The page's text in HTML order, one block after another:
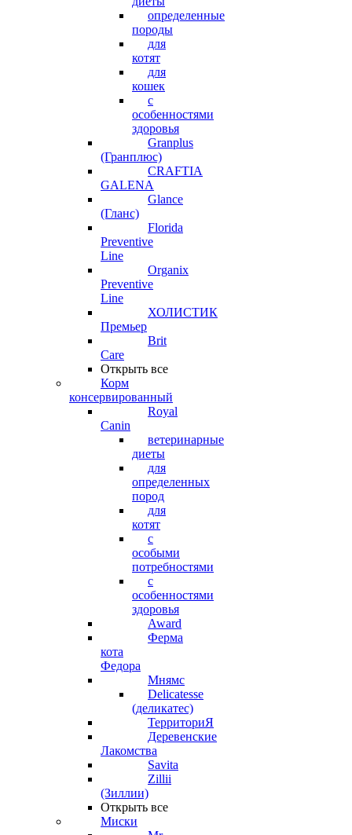
определенные
породы
для
котят
для
кошек
с
особенностями
здоровья
Granplus
(Гранплюс)
CRAFTIA
GALENA
Glance
(Гланс)
Florida
Preventive
Line
Organix
Preventive
Line
ХОЛИСТИК
Премьер
Brit
Care
Открыть все
Корм
консервированный
Royal
Canin
ветеринарные
диеты
для
определенных
пород
для
котят
с
особыми
потребностями
с
особенностями
здоровья
Award
Ферма
кота
Федора
Мнямс
Delicatesse
(деликатес)
ТерриториЯ
Деревенские
Лакомства
Savita
Zillii
(Зиллии)
Открыть все
Миски